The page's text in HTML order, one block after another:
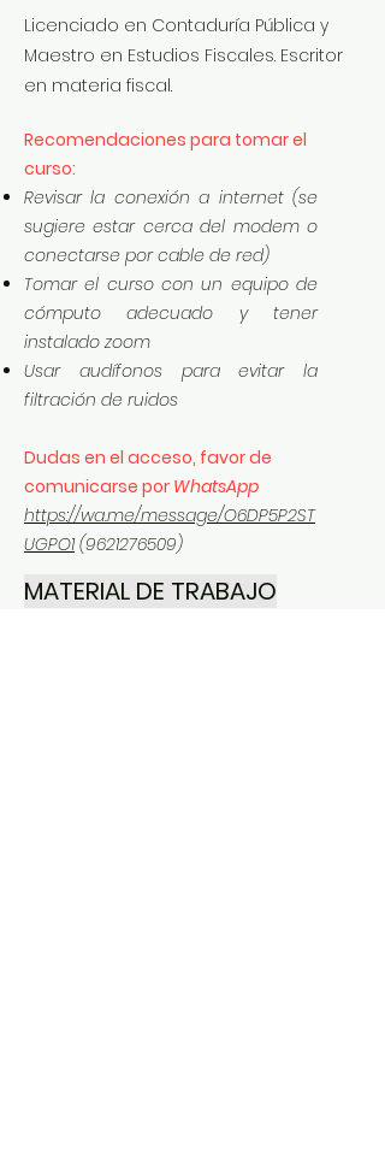
Licenciado en Contaduría Pública y
Maestro en Estudios Fiscales. Escritor
en materia fiscal.
Recomendaciones para tomar el
curso:
Revisar la conexión a internet (se
sugiere estar cerca del modem o
conectarse por cable de red)
Tomar el curso con un equipo de
cómputo adecuado y tener
instalado zoom
Usar audífonos para evitar la
filtración de ruidos
Dudas en el acceso, favor de
comunicarse por WhatsApp
https://wa.me/message/O6DP5P2ST
UGPO1 (9621276509)
MATERIAL DE TRABAJO